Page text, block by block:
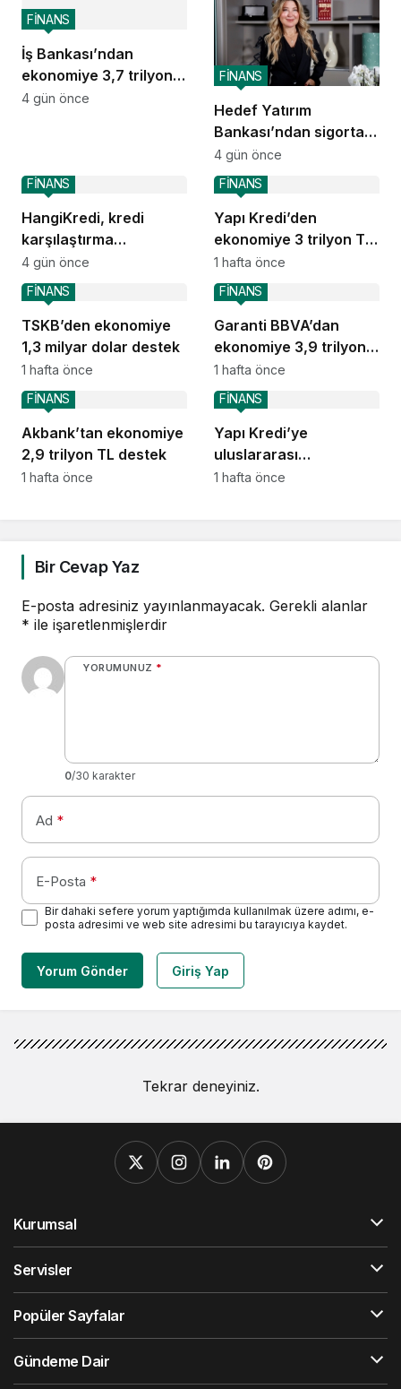
İş Bankası’ndan
ekonomiye 3,7 trilyon
TL destek
FİNANS
4 gün önce
Hedef Yatırım
Bankası’ndan sigorta
ve emeklilik alanında
stratejik iş birliği
FİNANS
4 gün önce
HangiKredi, kredi
karşılaştırma
deneyimini ChatGPT’ye
taşıdı
FİNANS
4 gün önce
Yapı Kredi’den
ekonomiye 3 trilyon TL
destek
FİNANS
1 hafta önce
TSKB’den ekonomiye
1,3 milyar dolar destek
FİNANS
1 hafta önce
Garanti BBVA’dan
ekonomiye 3,9 trilyon
TL destek
FİNANS
1 hafta önce
Akbank’tan ekonomiye
2,9 trilyon TL destek
FİNANS
1 hafta önce
Yapı Kredi’ye
uluslararası
piyasalardan 414
FİNANS
1 hafta önce
Bir Cevap Yaz
E-posta adresiniz yayınlanmayacak. Gerekli alanlar
* ile işaretlenmişlerdir
YORUMUNUZ *
0/30 karakter
Ad *
E-Posta *
Bir dahaki sefere yorum yaptığımda kullanılmak üzere adımı, e-
posta adresimi ve web site adresimi bu tarayıcıya kaydet.
Yorum Gönder Giriş Yap
Tekrar deneyiniz.
Kurumsal
Servisler
Popüler Sayfalar
Gündeme Dair